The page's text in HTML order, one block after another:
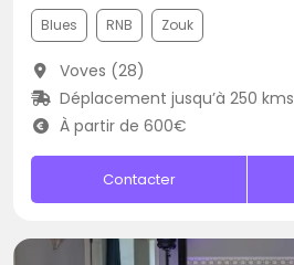
Blues RNB Zouk
Voves (28)
Déplacement jusqu’à 250 kms
À partir de 600€
Contacter